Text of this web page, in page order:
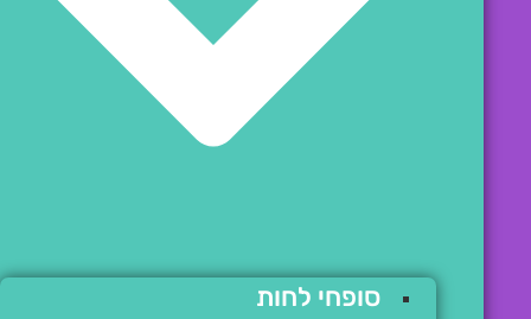
סופחי לחות